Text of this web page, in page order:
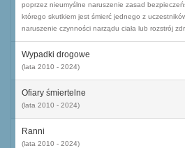
poprzez nieumyślne naruszenie zasad
którego skutkiem jest śmierć jednego z
naruszenie czynności narządu ciała lub rozstrój
Wypadki drogowe
(lata 2010 - 2024)
Ofiary śmiertelne
(lata 2010 - 2024)
Ranni
(lata 2010 - 2024)